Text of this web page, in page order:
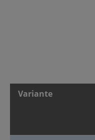
Variante